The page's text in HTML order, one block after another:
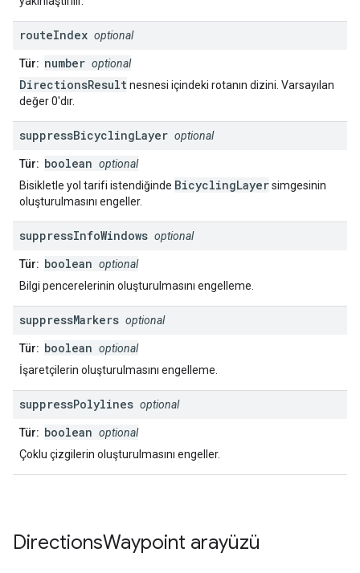
routeIndex optional
Tür: number optional
DirectionsResultnesnesi içindeki rotanın dizini. Varsayılan
değer 0'dır.
suppressBicyclingLayer optional
Tür: boolean optional
Bisikletle yol tarifi istendiğinde BicyclingLayersimgesinin
oluşturulmasını engeller.
suppressInfoWindows optional
Tür: boolean optional
Bilgi pencerelerinin oluşturulmasını engelleme.
suppressMarkers optional
Tür: boolean optional
İşaretçilerin oluşturulmasını engelleme.
suppressPolylines optional
Tür: boolean optional
Çoklu çizgilerin oluşturulmasını engeller.
DirectionsWaypoint arayüzü